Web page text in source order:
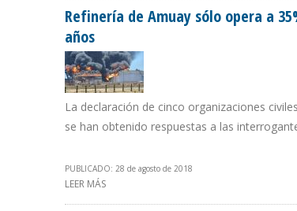
Refinería de Amuay sólo opera a
años
La declaración de cinco organizaciones
se han obtenido respuestas a las
PUBLICADO: 28 de agosto de 2018
LEER MÁS